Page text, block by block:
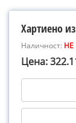
Хартиено
Наличност: НЕ
Цена: